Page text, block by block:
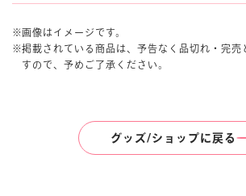
画像はイメージです。
掲載されている商品は、予告なく品切れ・完売
すので、予めご了承ください。
グッズ/ショップに戻る